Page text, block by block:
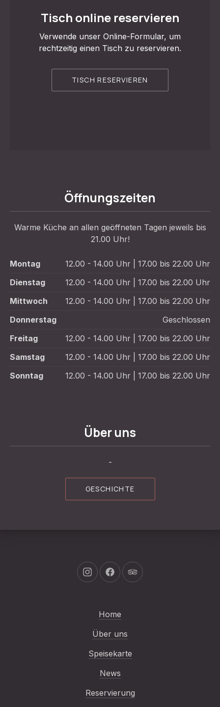
Tisch online reservieren
Verwende unser Online-Formular, um
rechtzeitig einen Tisch zu reservieren.
TISCH RESERVIEREN
Öffnungszeiten
Warme Küche an allen geöffneten Tagen jeweils bis
21.00 Uhr!
Montag
12.00 - 14.00 Uhr | 17.00 bis 22.00 Uhr
Dienstag
12.00 - 14.00 Uhr | 17.00 bis 22.00 Uhr
Mittwoch
12.00 - 14.00 Uhr | 17.00 bis 22.00 Uhr
Donnerstag
Geschlossen
Freitag
12.00 - 14.00 Uhr | 17.00 bis 22.00 Uhr
Samstag
12.00 - 14.00 Uhr | 17.00 bis 22.00 Uhr
Sonntag
12.00 - 14.00 Uhr | 17.00 bis 22.00 Uhr
Über uns
-
GESCHICHTE
Neues Fenster
Neues Fenster
Neues Fenster
Home
Über uns
Speisekarte
News
Reservierung